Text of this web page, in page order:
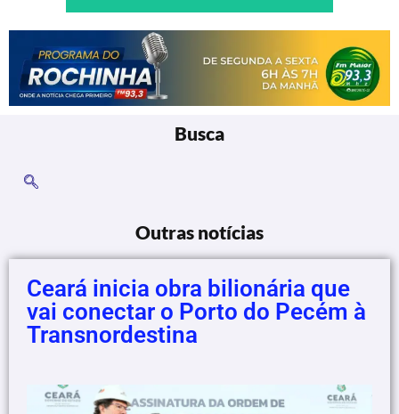
Busca
Outras notícias
Ceará inicia obra bilionária que
vai conectar o Porto do Pecém à
Transnordestina